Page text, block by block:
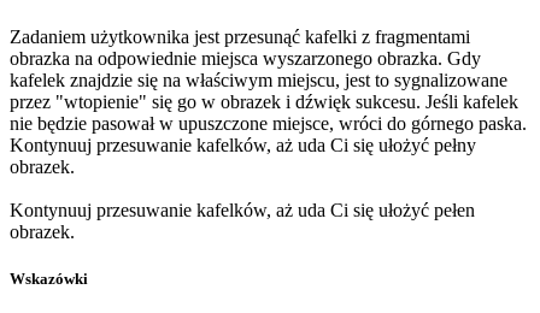
Zadaniem użytkownika jest przesunąć kafelki z fragmentami
obrazka na odpowiednie miejsca wyszarzonego obrazka. Gdy
kafelek znajdzie się na właściwym miejscu, jest to sygnalizowane
przez "wtopienie" się go w obrazek i dźwięk sukcesu. Jeśli kafelek
nie będzie pasował w upuszczone miejsce, wróci do górnego paska.
Kontynuuj przesuwanie kafelków, aż uda Ci się ułożyć pełny
obrazek.
Kontynuuj przesuwanie kafelków, aż uda Ci się ułożyć pełen
obrazek.
Wskazówki